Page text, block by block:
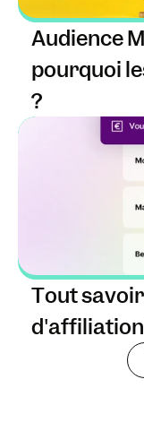
Audience
pourquoi
?
Tout
d'affiliation